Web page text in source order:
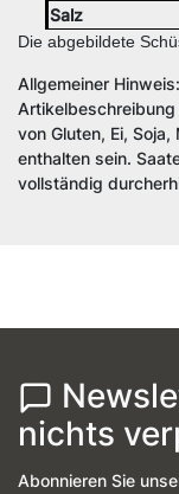
Salz
Die abgebildete
Allgemeiner
von Gluten, Ei,
enthalten sein.
vollständig
nichts
Abonnieren Sie